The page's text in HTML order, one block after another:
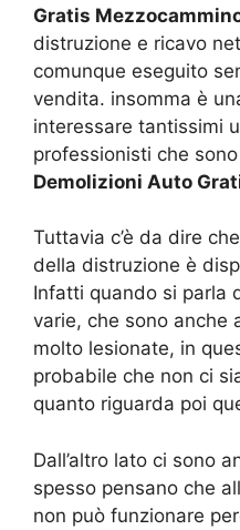
Gratis
distruzione e ricavo
comunque eseguito
vendita. insomma è
interessare tantissimi
professionisti che
Demolizioni Auto
Tuttavia c’è da dire
della distruzione è
Infatti quando si parla
varie, che sono anche
molto lesionate, in
probabile che non ci
quanto riguarda poi
Dall’altro lato ci sono
spesso pensano che
non può funzionare